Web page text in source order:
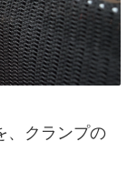
、クランプの